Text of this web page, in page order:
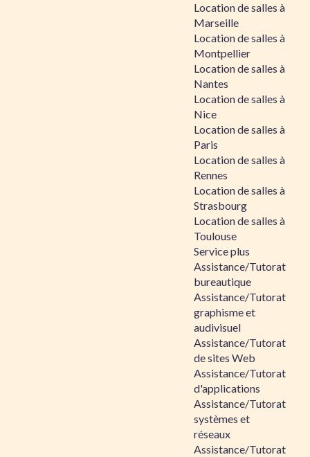
Location de salles à
Marseille
Location de salles à
Montpellier
Location de salles à
Nantes
Location de salles à
Nice
Location de salles à
Paris
Location de salles à
Rennes
Location de salles à
Strasbourg
Location de salles à
Toulouse
Service plus
Assistance/Tutorat
bureautique
Assistance/Tutorat
graphisme et
audivisuel
Assistance/Tutorat
de sites Web
Assistance/Tutorat
d'applications
Assistance/Tutorat
systèmes et
réseaux
Assistance/Tutorat